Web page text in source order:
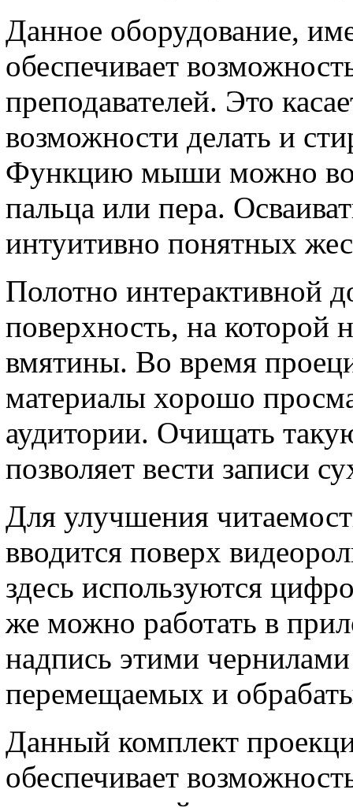
Данное оборудование,
обеспечивает
преподавателей. Это
возможности делать и
Функцию мыши можно
пальца или пера.
интуитивно понятных
Полотно интерактивной
поверхность, на которой
вмятины. Во время
материалы хорошо
аудитории. Очищать
позволяет вести записи
Для улучшения
вводится поверх
здесь используются
же можно работать в
надпись этими
перемещаемых и
Данный комплект
обеспечивает